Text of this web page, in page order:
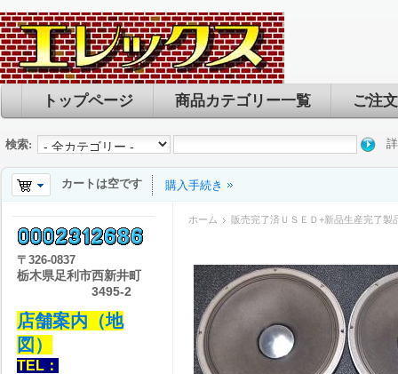
トップページ 商品カテゴリー一覧 ご注
検索:
カートは空です 購入手続き
ホーム 販売完了済ＵＳＥＤ+新品生産完了製
〒 326-0837
栃木県足利市西新井町
3495-2
店舗案内（地
図）
TEL：